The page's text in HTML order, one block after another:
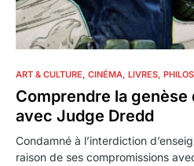
0
ART & CULTURE CINÉMA LIVRES
Comprendre la genèse
avec Judge Dredd
Condamné à l’interdiction
raison de ses compromissions